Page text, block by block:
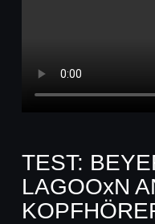
TEST:
LAGOOxN